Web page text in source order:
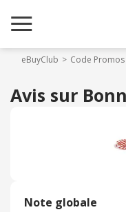
eBuyClub Code
Avis sur
Note globale